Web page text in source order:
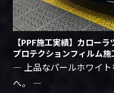
【PPF施工実績】カロー
プロテクションフィルム施
― 上品なパールホワイト
へ。 ―